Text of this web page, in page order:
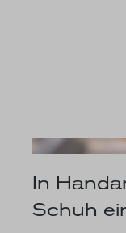
In
Schuh